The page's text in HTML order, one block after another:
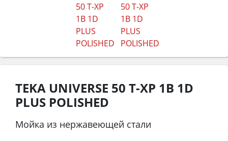
TEKA UNIVERSE 50 T-XP 1B 1D
PLUS POLISHED
Мойка из нержавеющей стали